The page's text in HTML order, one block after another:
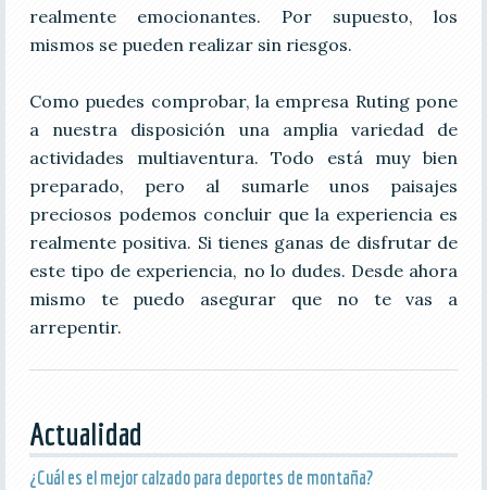
realmente emocionantes. Por supuesto, los
mismos se pueden realizar sin riesgos.
Como puedes comprobar, la empresa Ruting pone
a nuestra disposición una amplia variedad de
actividades multiaventura. Todo está muy bien
preparado, pero al sumarle unos paisajes
preciosos podemos concluir que la experiencia es
realmente positiva. Si tienes ganas de disfrutar de
este tipo de experiencia, no lo dudes. Desde ahora
mismo te puedo asegurar que no te vas a
arrepentir.
Actualidad
¿Cuál es el mejor calzado para deportes de montaña?